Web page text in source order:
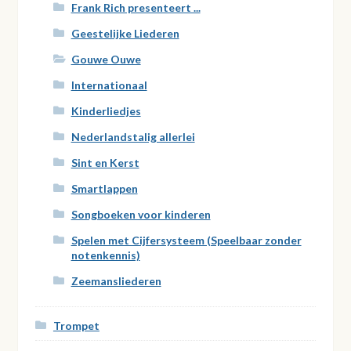
Frank Rich presenteert ...
Geestelijke Liederen
Gouwe Ouwe
Internationaal
Kinderliedjes
Nederlandstalig allerlei
Sint en Kerst
Smartlappen
Songboeken voor kinderen
Spelen met Cijfersysteem (Speelbaar zonder
notenkennis)
Zeemansliederen
Trompet